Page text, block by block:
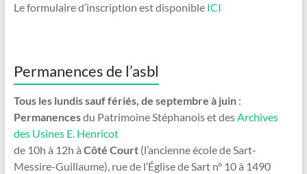
Le formulaire d’inscription est disponible ICI
Permanences de l’asbl
Tous les lundis sauf fériés, de septembre à juin:
Permanencesdu Patrimoine Stéphanois et desArchives
des Usines E. Henricot
de 10h à 12h à Côté Court (l’ancienne école de Sart-
Messire-Guillaume), rue de l’Église de Sart n° 10 à 1490